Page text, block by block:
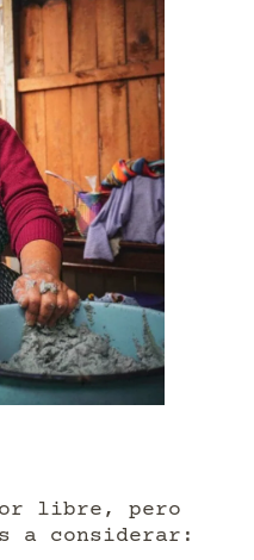
libre, pero
a considerar: